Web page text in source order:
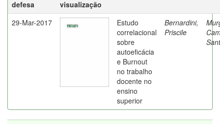
defesa
visualização
29-Mar-2017
Estudo
correlacional
sobre
autoeficácia
e Burnout
no trabalho
docente no
ensino
superior
Bernardini,
Priscile